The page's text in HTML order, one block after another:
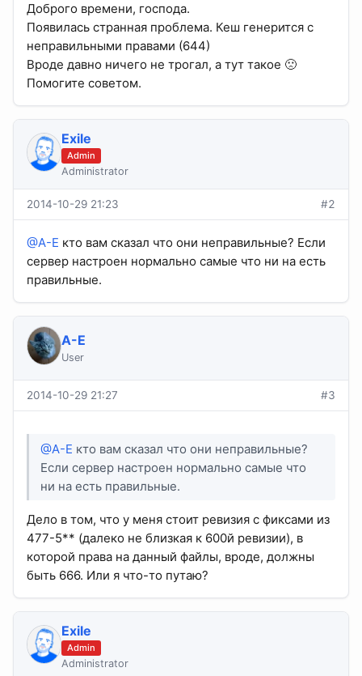
Доброго времени, господа.
Появилась странная проблема. Кеш генерится с
неправильными правами (644)
Вроде давно ничего не трогал, а тут такое 🙁
Помогите советом.
Exile
Admin
Administrator
2014-10-29 21:23 #2
@A-E кто вам сказал что они неправильные? Если
сервер настроен нормально самые что ни на есть
правильные.
A-E
User
2014-10-29 21:27 #3
@A-E кто вам сказал что они неправильные?
Если сервер настроен нормально самые что
ни на есть правильные.
Дело в том, что у меня стоит ревизия с фиксами из
477-5** (далеко не близкая к 600й ревизии), в
которой права на данный файлы, вроде, должны
быть 666. Или я что-то путаю?
Exile
Admin
Administrator